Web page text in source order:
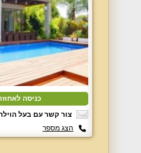
כניסה
צור קשר עם בעל
הצג מספר